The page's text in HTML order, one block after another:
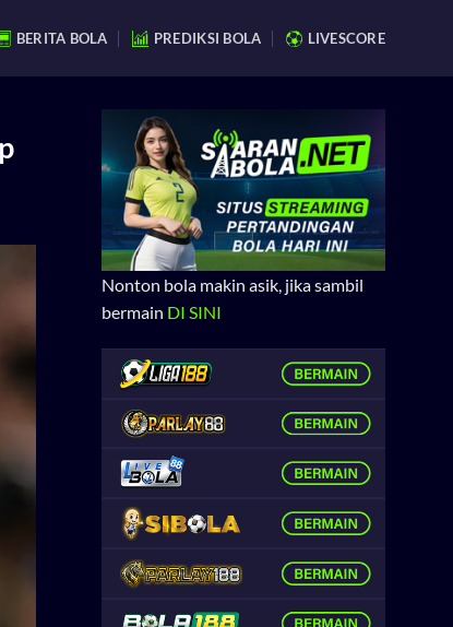
BERITA BOLA PREDIKSI BOLA LIVESCORE
Nonton bola makin asik, jika sambil
bermain DI SINI